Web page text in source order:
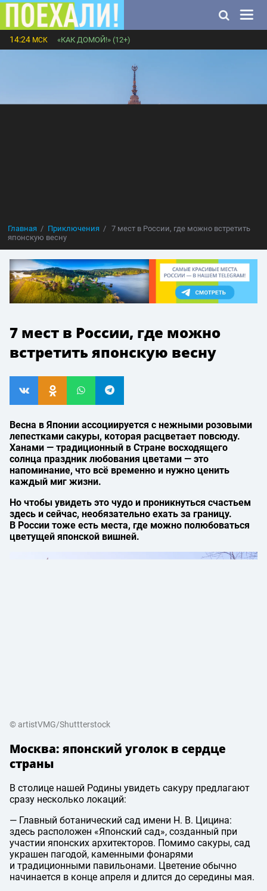
14:24 МСК «КАК ДОМОЙ!» (12+)
Главная Приключения
7 мест в России, где можно встретить
японскую весну
7 мест в России, где можно
встретить японскую весну
Весна в Японии ассоциируется с нежными розовыми
лепестками сакуры, которая расцветает повсюду.
Ханами — традиционный в Стране восходящего
солнца праздник любования цветами — это
напоминание, что всё временно и нужно ценить
каждый миг жизни.
Но чтобы увидеть это чудо и проникнуться счастьем
здесь и сейчас, необязательно ехать за границу.
В России тоже есть места, где можно полюбоваться
цветущей японской вишней.
© artistVMG/Shuttterstock
Москва: японский уголок в сердце
страны
В столице нашей Родины увидеть сакуру предлагают
сразу несколько локаций:
— Главный ботанический сад имени Н. В. Цицина:
здесь расположен «Японский сад», созданный при
участии японских архитекторов. Помимо сакуры, сад
украшен пагодой, каменными фонарями
и традиционными павильонами. Цветение обычно
начинается в конце апреля и длится до середины мая.